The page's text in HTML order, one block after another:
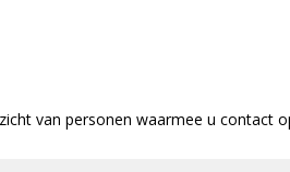
van personen waarmee u contact